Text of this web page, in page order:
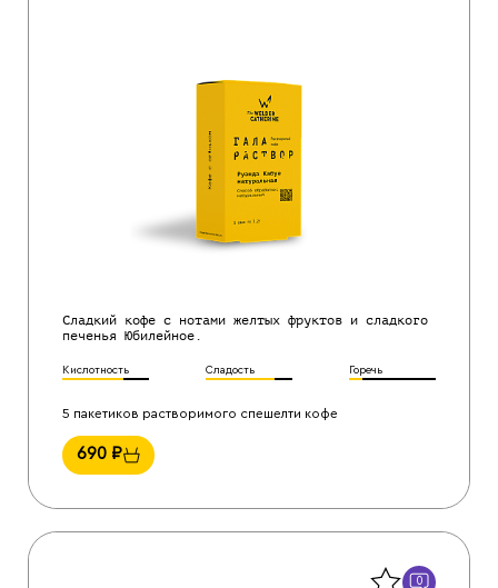
Сладкий кофе с нотами желтых фруктов и сладкого
печенья Юбилейное.
Кислотность Сладость Горечь
5 пакетиков растворимого спешелти кофе
690 ₽
0